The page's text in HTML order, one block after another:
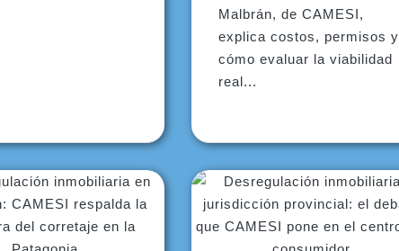
Malbrán, de CAMESI,
explica costos, permisos y
cómo evaluar la viabilidad
real...